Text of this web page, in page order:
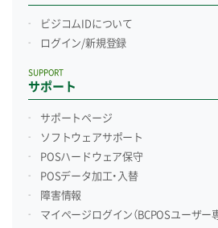
ビジコムIDについて
ログイン/新規登録
サポート
SUPPORT
サポートページ
ソフトウェアサポート
POSハードウェア保守
POSデータ加工・入替
障害情報
マイページログイン （BCPOSユーザー